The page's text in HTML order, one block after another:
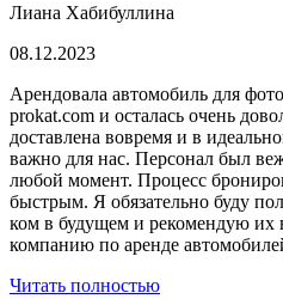
Лиана Хабибуллина
08.12.2023
Арендовала автомобиль для
prokat.com и осталась очень
доставлена вовремя и в
важно для нас. Персонал был
любой момент. Процесс
быстрым. Я обязательно буду
ком в будущем и рекомендую
компанию по аренде
Читать полностью